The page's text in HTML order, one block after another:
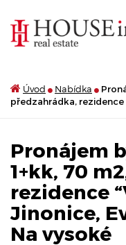
Úvod Nabídka
předzahrádka, rezidence
Pronájem
1+kk, 70
rezidence
Jinonice,
Na vysoké